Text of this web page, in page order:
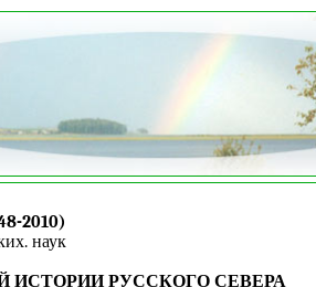
2010)
наук
ИСТОРИИ РУССКОГО СЕВЕРА